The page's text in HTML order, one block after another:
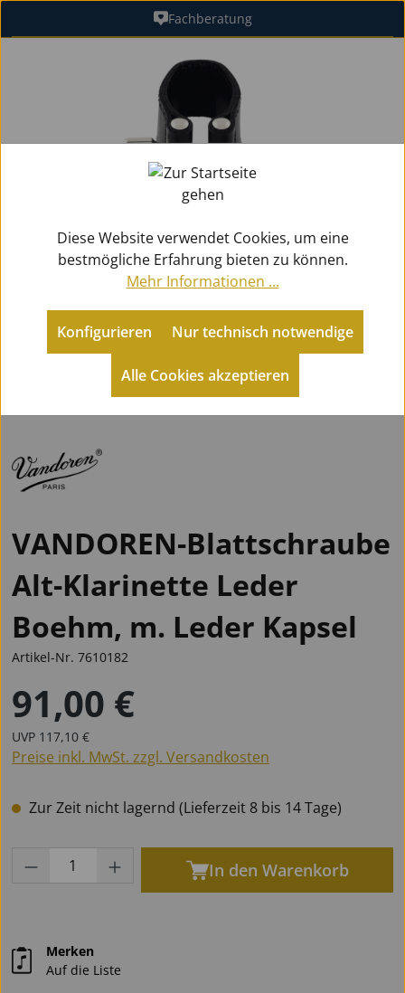
Zum Hauptinhalt springenFachberatung
Bildergalerie überspringen
Blattschrauben Altklarinetten
VANDOREN-Blattschraube
Alt-Klarinette Leder
Boehm, m. Leder Kapsel
Artikel-Nr. 7610182
Regulärer Preis:
91,00 €
UVP Regulärer Preis:
117,10 €
Preise inkl. MwSt. zzgl. Versandkosten
Zur Zeit nicht lagernd (Lieferzeit 8 bis 14 Tage)
Produkt Anzahl: Gib den gewünschten
In den Warenkorb
Merken
Auf die Liste
Diese Website verwendet Cookies, um eine
bestmögliche Erfahrung bieten zu können.
Mehr Informationen ...
Konfigurieren
Alle Cookies akzeptieren
Nur technisch notwendige